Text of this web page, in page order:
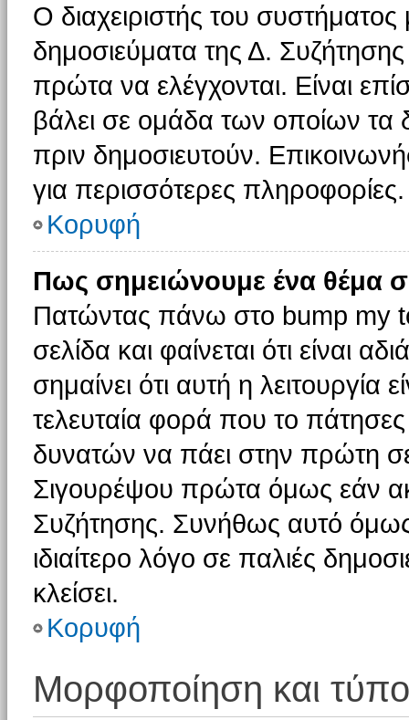
Ο διαχειριστής του συστήματος
δημοσιεύματα της Δ.
πρώτα να ελέγχονται. Είναι
βάλει σε ομάδα των οποίων τα
πριν δημοσιευτούν.
για περισσότερες πληροφορίες.
Κορυφή
Πως σημειώνουμε ένα θέμα
Πατώντας πάνω στο bump my
σελίδα και φαίνεται ότι είναι
σημαίνει ότι αυτή η λειτουργία
τελευταία φορά που το πάτησες
δυνατών να πάει στην πρώτη
Σιγουρέψου πρώτα όμως εάν
Συζήτησης. Συνήθως αυτό όμως
ιδιαίτερο λόγο σε παλιές
κλείσει.
Κορυφή
Μορφοποίηση και